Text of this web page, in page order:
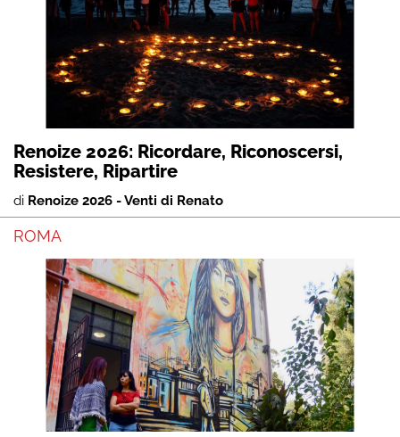
Renoize 2026: Ricordare, Riconoscersi,
Resistere, Ripartire
di Renoize 2026 - Venti di Renato
ROMA